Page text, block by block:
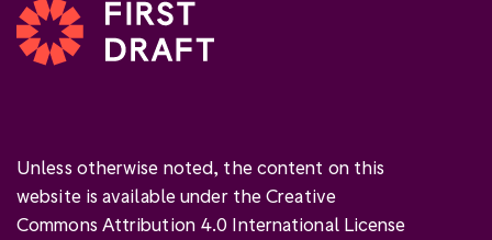
Unless otherwise noted, the content on this
website is available under the Creative
Commons Attribution 4.0 International License